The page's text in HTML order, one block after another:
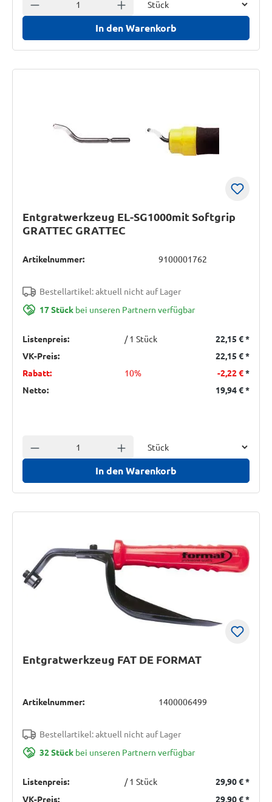
Anzahl verringern Anzahl erhöhen
In den Warenkorb
Entgratwerkzeug EL-SG1000mit Softgrip
GRATTEC GRATTEC
Artikelnummer: 9100001762
Bestellartikel: aktuell nicht auf Lager
17 Stück bei unseren Partnern verfügbar
Listenpreis: / 1 Stück 22,15 €*
VK-Preis:
22,15 €*
Rabatt:
10% -2,22 €*
Netto:
19,94 €*
Anzahl verringern Anzahl erhöhen
In den Warenkorb
Entgratwerkzeug FAT DE FORMAT
Artikelnummer: 1400006499
Bestellartikel: aktuell nicht auf Lager
32 Stück bei unseren Partnern verfügbar
Listenpreis: / 1 Stück 29,90 €*
VK-Preis:
29,90 €*